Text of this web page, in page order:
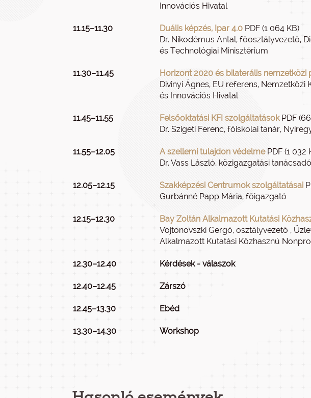
Innovációs Hivatal
11.15–11.30 Duális képzés, Ipar 4.0 PDF (1 064 KB)
Dr. Nikodémus Antal, főosztályvezető,
és Technológiai Minisztérium
11.30–11.45 Horizont 2020 és bilaterális nemzetközi
Divinyi Ágnes, EU referens,
és Innovációs Hivatal
11.45–11.55 Felsőoktatási KFI szolgáltatásokPDF
Dr. Szigeti Ferenc, főiskolai tanár,
11.55–12.05 A szellemi tulajdon védelmePDF (1 032
Dr. Vass László, közigazgatási
12.05–12.15 Szakképzési Centrumok szolgáltatásai
Gurbánné Papp Mária, főigazgató
12.15–12.30 Bay Zoltán Alkalmazott Kutatási
Vojtonovszki Gergő, osztályvezető ,
Alkalmazott Kutatási Közhasznú
12.30–12.40 Kérdések - válaszok
12.40–12.45 Zárszó
12.45–13.30 Ebéd
13.30–14.30 Workshop